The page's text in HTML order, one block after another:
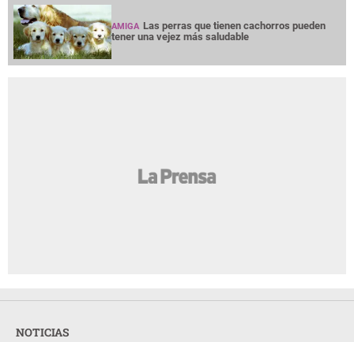
AMIGA Las perras que tienen cachorros pueden
tener una vejez más saludable
NOTICIAS